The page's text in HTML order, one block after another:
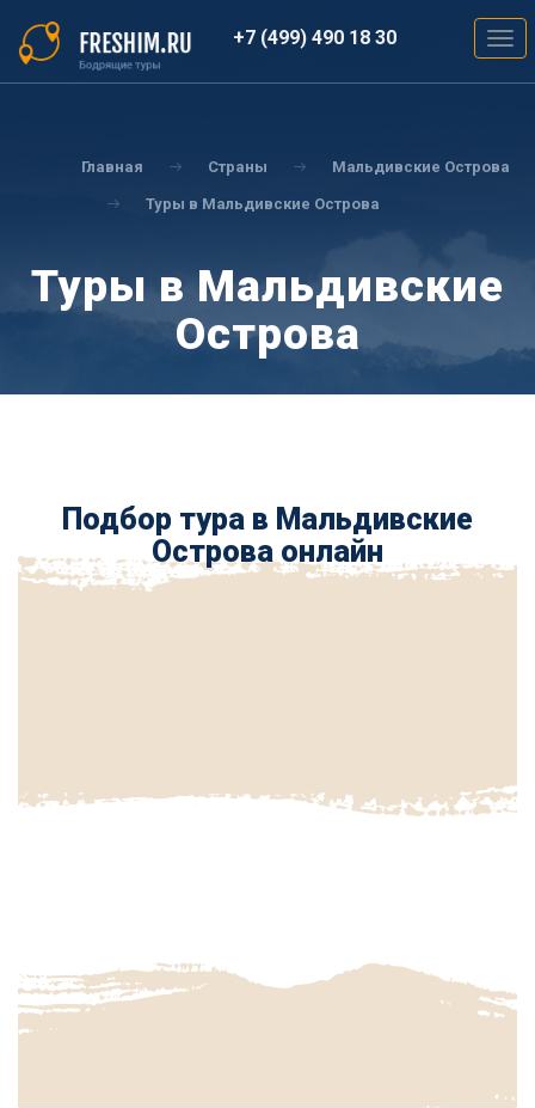
основному
содержанию
+7 (499) 490 18 30
Главная Страны Мальдивские Острова
Туры в Мальдивские Острова
Туры в Мальдивские
Острова
Подбор тура в Мальдивские
Острова онлайн